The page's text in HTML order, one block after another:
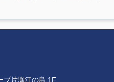
ブ片瀬江の島 1F